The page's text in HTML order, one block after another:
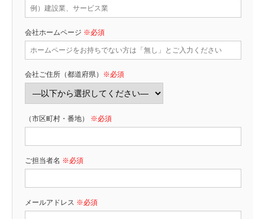
会社ホームページ ※必須
会社ご住所（都道府県） ※必須
（市区町村・番地） ※必須
ご担当者名 ※必須
メールアドレス ※必須